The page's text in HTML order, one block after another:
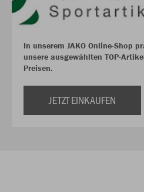
In unserem JAKO Online-Shop
unsere ausgewählten TOP-
Preisen.
JETZT EINKAUFEN